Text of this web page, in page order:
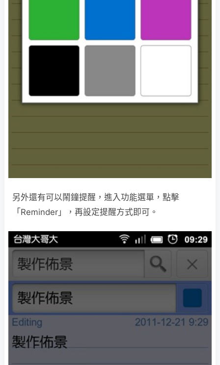
另外還有可以鬧鐘提醒，進入功能選單，點擊
「Reminder」，再設定提醒方式即可。